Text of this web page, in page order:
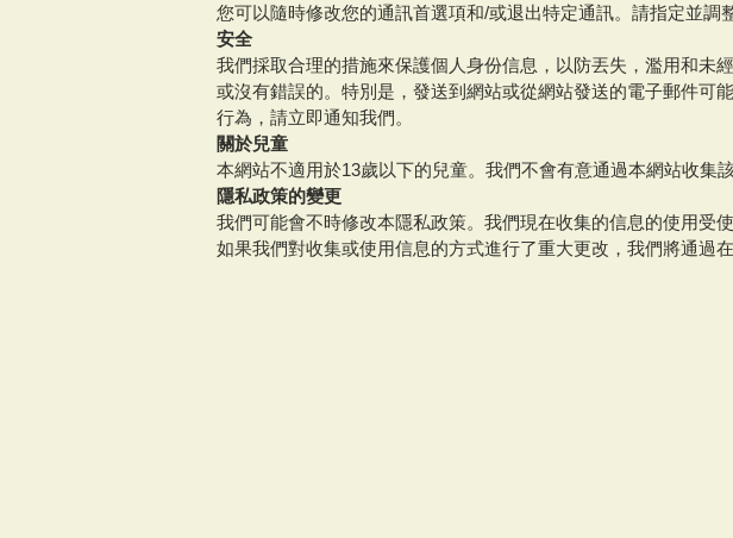
您可以隨時修改您的通訊首選項和/或退出特定通訊。請指定並調
安全
我們採取合理的措施來保護個人身份信息，以防丟失，濫用和未
或沒有錯誤的。特別是，發送到網站或從網站發送的電子郵件可
行為，請立即通知我們。
關於兒童
本網站不適用於13歲以下的兒童。我們不會有意通過本網站收集
隱私政策的變更
我們可能會不時修改本隱私政策。我們現在收集的信息的使用受
如果我們對收集或使用信息的方式進行了重大更改，我們將通過